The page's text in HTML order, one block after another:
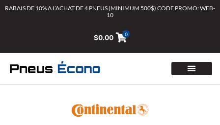
AllerRABAIS DE 10% A L’ACHAT DE 4 PNEUS (MINIMUM 500$) CODE PROMO: WEB-
10
$0.00 0